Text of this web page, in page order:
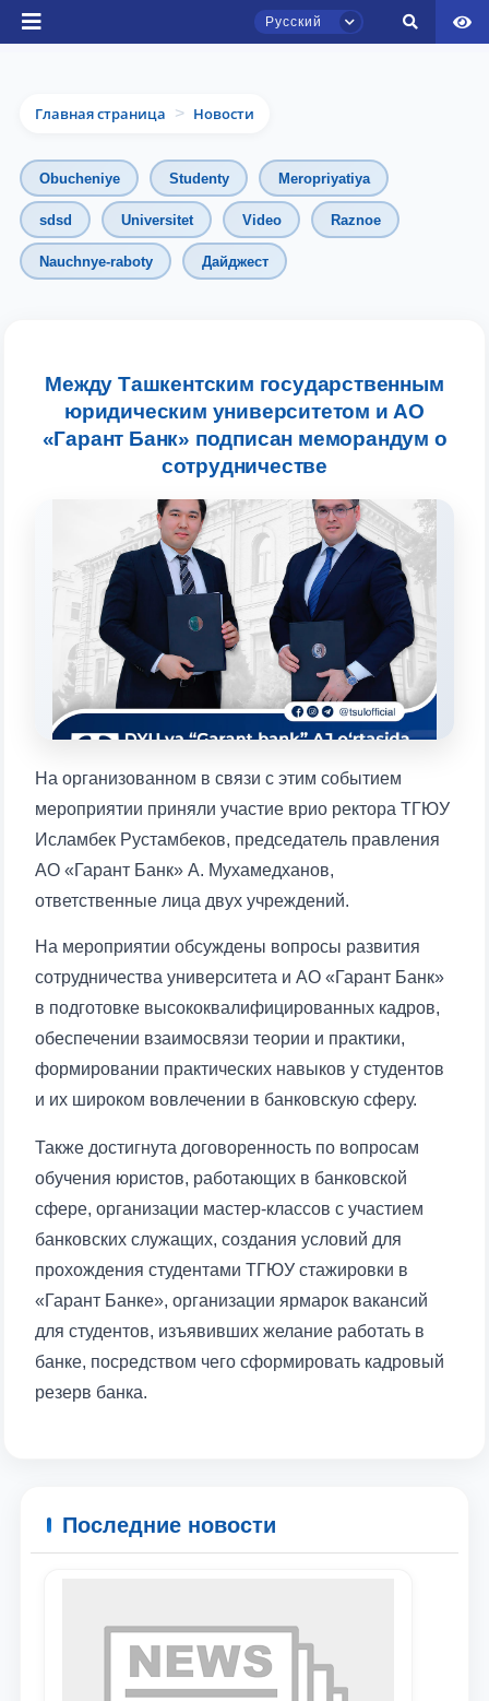
Русский
Ваш номер телефона
отправить
Главная страница > Новости
Obucheniye Studenty Meropriyatiya
sdsd Universitet Video Raznoe
Nauchnye-raboty Дайджест
Между Ташкентским государственным
юридическим университетом и АО
«Гарант Банк» подписан меморандум о
сотрудничестве
На организованном в связи с этим событием
мероприятии приняли участие врио ректора ТГЮУ
Исламбек Рустамбеков, председатель правления
АО «Гарант Банк» А. Мухамедханов,
ответственные лица двух учреждений.
На мероприятии обсуждены вопросы развития
сотрудничества университета и АО «Гарант Банк»
в подготовке высококвалифицированных кадров,
обеспечении взаимосвязи теории и практики,
формировании практических навыков у студентов
и их широком вовлечении в банковскую сферу.
Также достигнута договоренность по вопросам
обучения юристов, работающих в банковской
сфере, организации мастер-классов с участием
банковских служащих, создания условий для
прохождения студентами ТГЮУ стажировки в
«Гарант Банке», организации ярмарок вакансий
для студентов, изъявивших желание работать в
банке, посредством чего сформировать кадровый
резерв банка.
Последние новости
Чат приёмной комиссии ТГЮУ
Онлайн
Оставляйте здесь свои обращения по
вопросам приёма.
конкретные вопросы:
1. Документы (бакалавр) (5) 2. Документы (магистр) (4)
4. Собеседование (магистр) (5)
6. Онлайн-заявки (15) 7. Колл-центр (4)
8. Квота (бакалавриат) (1) 9. Квота (магистратура) (1)